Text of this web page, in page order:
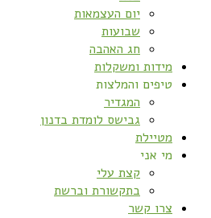
יום העצמאות
שבועות
חג האהבה
מידות ומשקלות
טיפים והמלצות
המגדיר
גבישס לומדת בדנון
מטיילת
מי אני
קצת עלי
בתקשורת וברשת
צרו קשר